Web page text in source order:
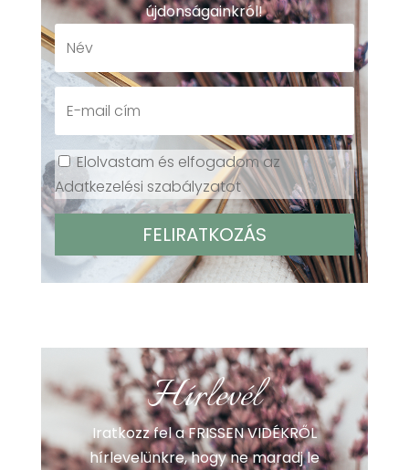
újdonságainkról!
Elolvastam és elfogadom az
Adatkezelési szabályzatot
Hírlevél
Iratkozz fel a FRISSEN VIDÉKRŐL
hírlevelünkre, hogy ne maradj le